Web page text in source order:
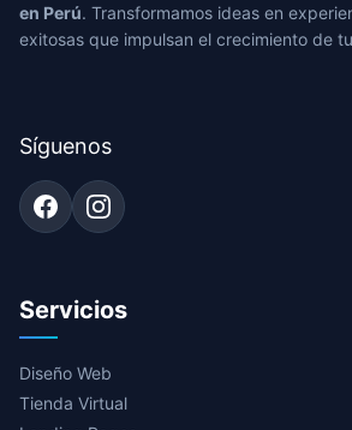
en Perú. Transformamos ideas en
exitosas que impulsan el crecimiento de
Síguenos
Servicios
Diseño Web
Tienda Virtual